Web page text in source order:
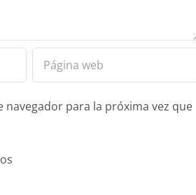
para la próxima vez que